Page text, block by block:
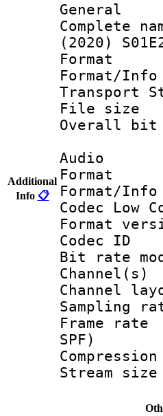
Additional
Info 📋
General
(2020)
Transport
File
Audio
Codec Low
Bit
SPF)